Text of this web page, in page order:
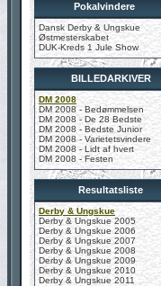
Pokalvindere
Dansk Derby & Ungskue
Østmesterskabet
DUK-Kreds 1 Jule Show
BILLEDARKIVER
DM 2008
DM 2008 - Bedømmelsen
DM 2008 - De 28 Bedste
DM 2008 - Bedste Junior
DM 2008 - Varietetsvindere
DM 2008 - Lidt af hvert
DM 2008 - Festen
Resultatsliste
Derby & Ungskue
Derby & Ungskue 2005
Derby & Ungskue 2006
Derby & Ungskue 2007
Derby & Ungskue 2008
Derby & Ungskue 2009
Derby & Ungskue 2010
Derby & Ungskue 2011